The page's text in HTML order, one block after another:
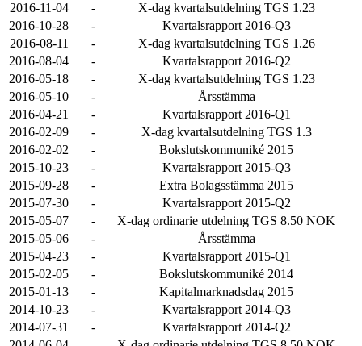
2016-11-04
-
X-dag kvartalsutdelning TGS 1.23
2016-10-28
-
Kvartalsrapport 2016-Q3
2016-08-11
-
X-dag kvartalsutdelning TGS 1.26
2016-08-04
-
Kvartalsrapport 2016-Q2
2016-05-18
-
X-dag kvartalsutdelning TGS 1.23
2016-05-10
-
Årsstämma
2016-04-21
-
Kvartalsrapport 2016-Q1
2016-02-09
-
X-dag kvartalsutdelning TGS 1.3
2016-02-02
-
Bokslutskommuniké 2015
2015-10-23
-
Kvartalsrapport 2015-Q3
2015-09-28
-
Extra Bolagsstämma 2015
2015-07-30
-
Kvartalsrapport 2015-Q2
2015-05-07
-
X-dag ordinarie utdelning TGS 8.50 NOK
2015-05-06
-
Årsstämma
2015-04-23
-
Kvartalsrapport 2015-Q1
2015-02-05
-
Bokslutskommuniké 2014
2015-01-13
-
Kapitalmarknadsdag 2015
2014-10-23
-
Kvartalsrapport 2014-Q3
2014-07-31
-
Kvartalsrapport 2014-Q2